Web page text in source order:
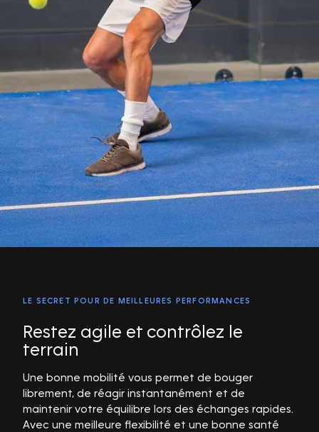
LE SECRET POUR DE MEILLEURES PERFORMANCES
Restez agile et contrôlez le
terrain
Une bonne mobilité vous permet de bouger
librement, de réagir instantanément et de
maintenir votre équilibre lors des échanges rapides.
Avec une meilleure flexibilité et une bonne santé